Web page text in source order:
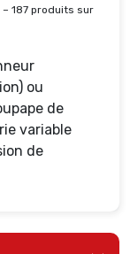
– 187 produits sur
ou
de
variable
de